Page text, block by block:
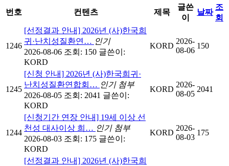
번호
컨텐츠 제목
글쓴
이
날짜
조
회
1246
[선정결과 안내] 2026년 (사)한국희
귀·난치성질환연… 인기
2026-08-06 조회: 150 글쓴이:
KORD
KORD
2026-
08-06
150
1245
[신청 안내] 2026년 (사)한국희귀·
난치성질환연합회… 인기 첨부
2026-08-05 조회: 2041 글쓴이:
KORD
KORD
2026-
08-05
2041
1244
[신청기간 연장 안내] 19세 이상 선
천성 대사이상 희… 인기 첨부
2026-08-03 조회: 175 글쓴이:
KORD
KORD
2026-
08-03
175
[선정결과 안내] 2026년 (사)한국희